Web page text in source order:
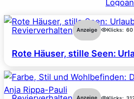
Revierverhalten Anzeige Klicks: 60
Rote Häuser, stille Seen: